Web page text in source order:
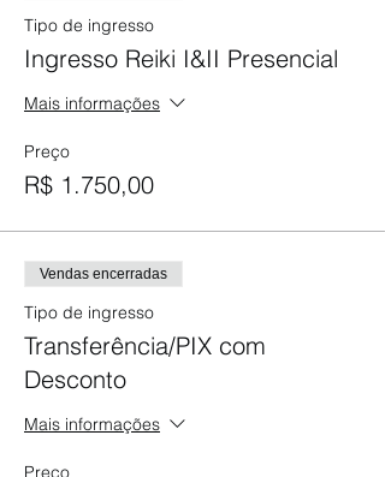
Tipo de ingresso
Ingresso Reiki I&II Presencial
Mais informações
Preço
R$ 1.750,00
Vendas encerradas
Tipo de ingresso
Transferência/PIX com
Desconto
Mais informações
Preço